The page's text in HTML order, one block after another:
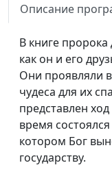
Разделенное
Песнь Песней
Описание
В книге
как он и его
Они проявляли
чудеса для их
представлен
время
котором Бог
государству.